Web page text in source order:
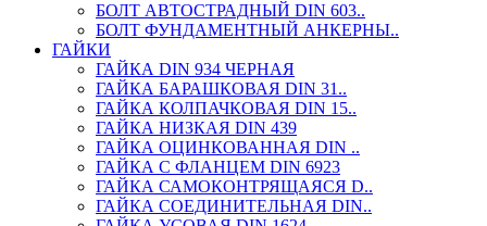
БОЛТ АВТОСТРАДНЫЙ DIN 603..
БОЛТ ФУНДАМЕНТНЫЙ АНКЕРНЫ..
ГАЙКИ
ГАЙКА DIN 934 ЧЕРНАЯ
ГАЙКА БАРАШКОВАЯ DIN 31..
ГАЙКА КОЛПАЧКОВАЯ DIN 15..
ГАЙКА НИЗКАЯ DIN 439
ГАЙКА ОЦИНКОВАННАЯ DIN ..
ГАЙКА С ФЛАНЦЕМ DIN 6923
ГАЙКА САМОКОНТРЯЩАЯСЯ D..
ГАЙКА СОЕДИНИТЕЛЬНАЯ DIN..